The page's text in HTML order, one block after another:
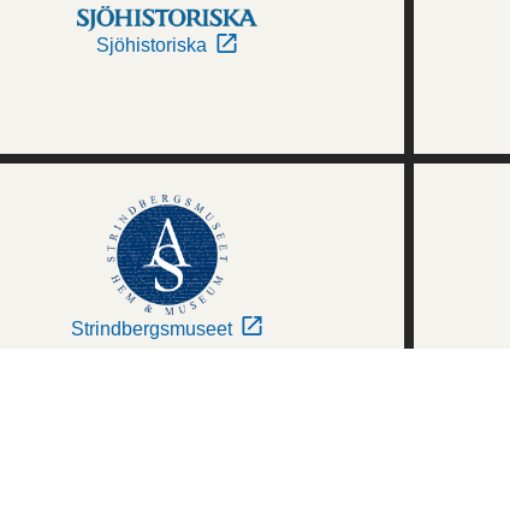
Sjöhistoriska
Strindbergsmuseet